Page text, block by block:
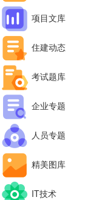
项目文库
住建动态
考试题库
企业专题
人员专题
精美图库
IT技术